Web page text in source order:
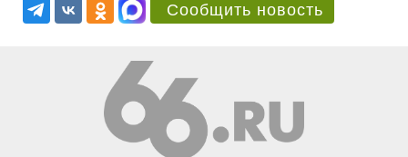
Сообщить новость